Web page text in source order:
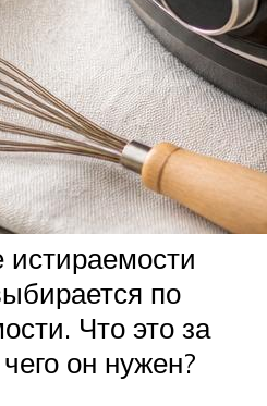
истираемости
по
Что это за
он нужен?